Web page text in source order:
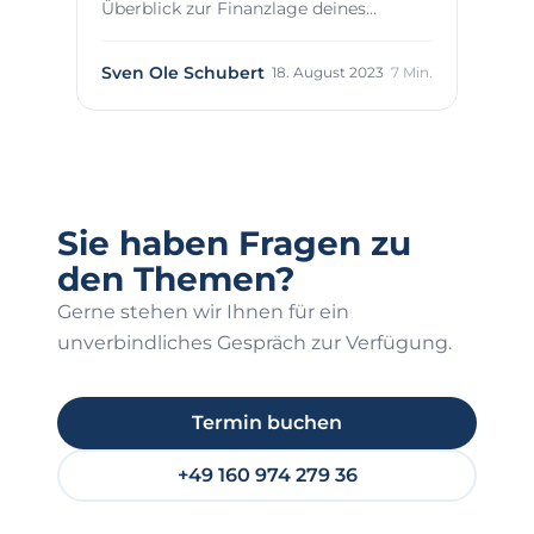
Überblick zur Finanzlage deines
Sven Ole Schubert 18. August 2023 7 Min.
Sie haben Fragen zu
den Themen?
Gerne stehen wir Ihnen für ein
unverbindliches Gespräch zur Verfügung.
Termin buchen
+49 160 974 279 36